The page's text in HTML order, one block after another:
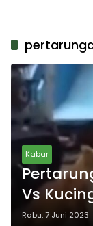
Kabar
Vs
Rabu, 7 Juni 2023